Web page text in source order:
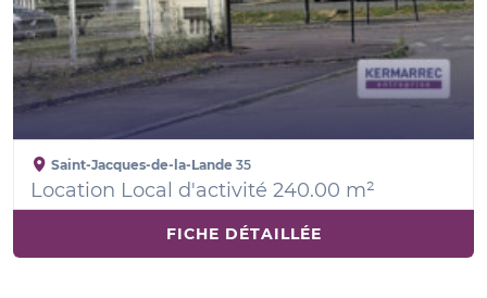
Saint-Jacques-de-la-Lande 35
Location Local d'activité 240.00 m²
FICHE DÉTAILLÉE